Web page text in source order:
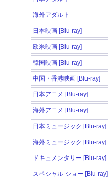
海外アダルト
日本映画 [Blu-ray]
欧米映画 [Blu-ray]
韓国映画 [Blu-ray]
中国・香港映画 [Blu-ray]
日本アニメ [Blu-ray]
海外アニメ [Blu-ray]
日本ミュージック [Blu-ray]
海外ミュージック [Blu-ray]
ドキュメンタリー [Blu-ray]
スペシャル ショー [Blu-ray]